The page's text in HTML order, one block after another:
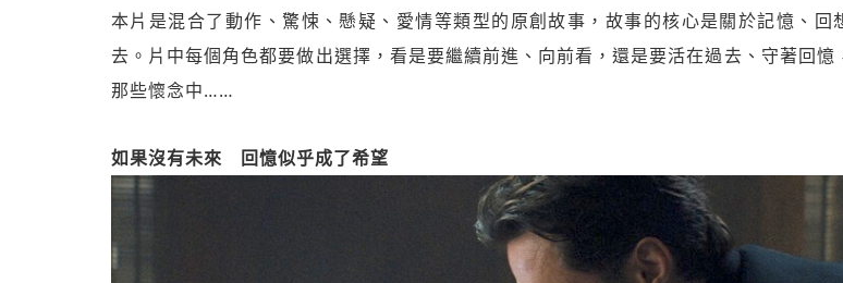
本片是混合了動作、驚悚、懸疑、愛情等類型的原創故事，故事的核心是關於記憶、回
去。片中每個角色都要做出選擇，看是要繼續前進、向前看，還是要活在過去、守著回憶
那些懷念中……
如果沒有未來 回憶似乎成了希望